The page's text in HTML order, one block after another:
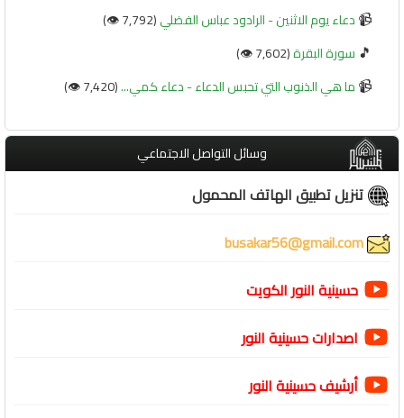
📹دعاء يوم الاثنين - الرادود عباس الفضلي(7,792 👁️)
🎵 سورة البقرة(7,602 👁️)
📹ما هي الذنوب التي تحبس الدعاء - دعاء كمي...(7,420 👁️)
وسائل التواصل الاجتماعي
تنزيل تطبيق الهاتف المحمول
حسينية النور الكويت
اصدارات حسينية النور
أرشيف حسينية النور